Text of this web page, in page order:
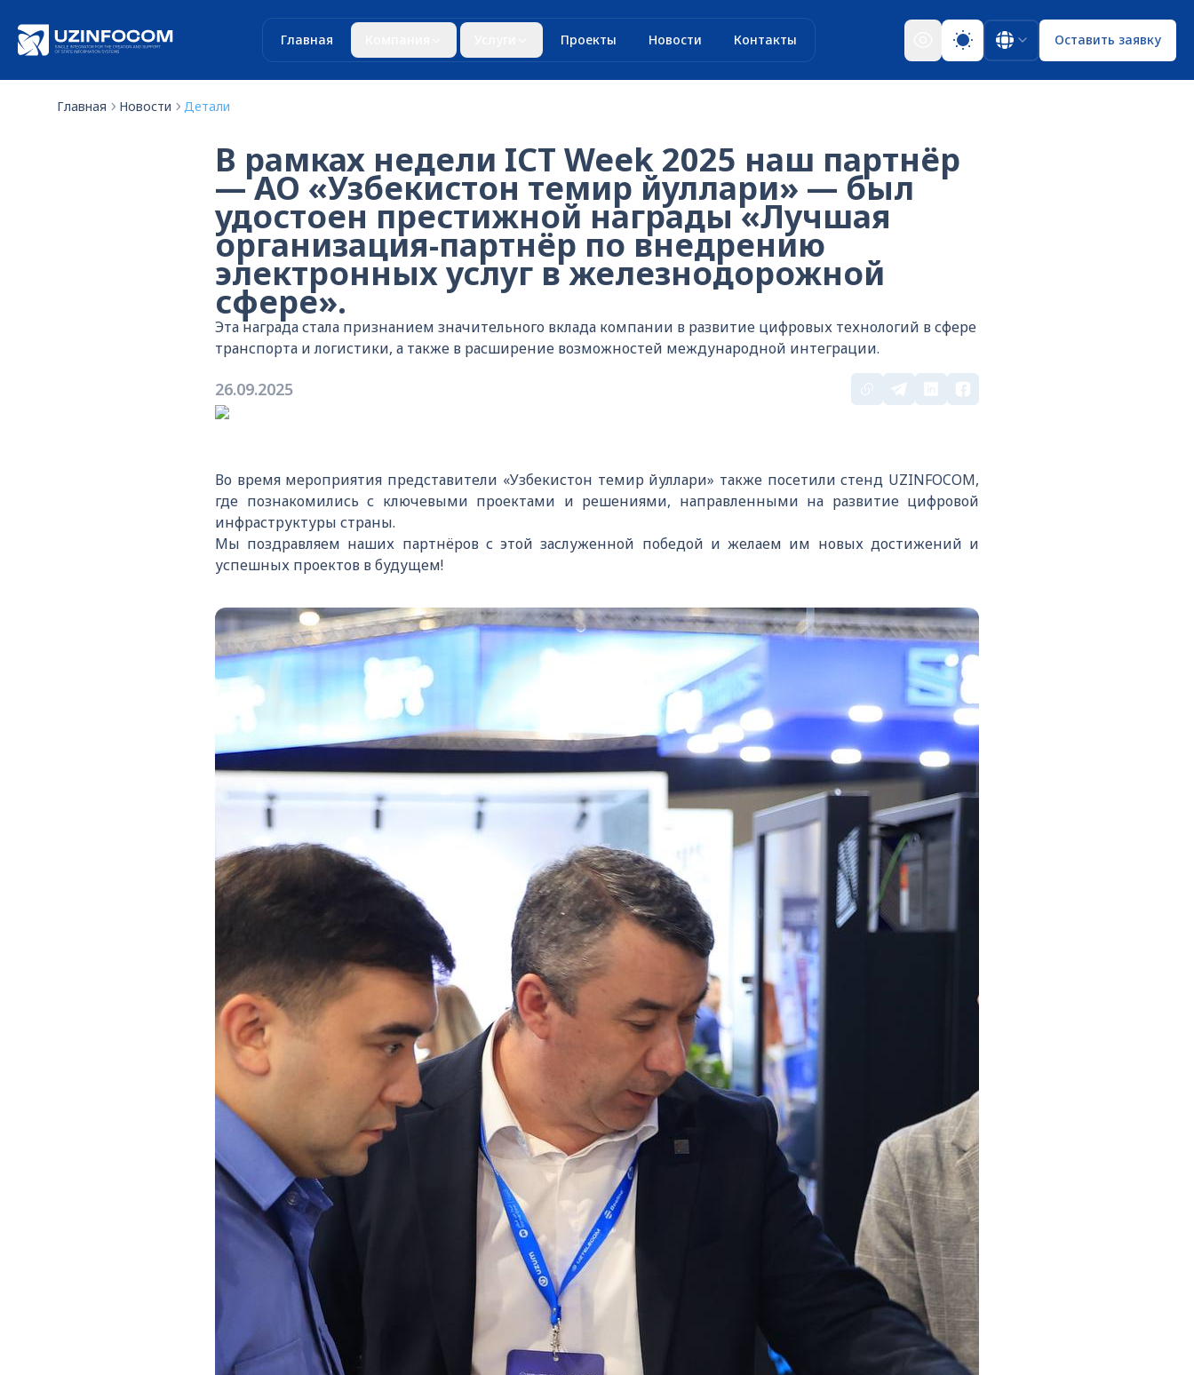
Главная Проекты Новости Контакты Оставить заявку
Главная Новости Детали
В рамках недели ICT Week 2025 наш партнёр
— АО «Узбекистон темир йуллари» — был
удостоен престижной награды «Лучшая
организация-партнёр по внедрению
электронных услуг в железнодорожной
сфере».
Эта награда стала признанием значительного вклада компании в развитие цифровых технологий в сфере
транспорта и логистики, а также в расширение возможностей международной интеграции.
26.09.2025
Во время мероприятия представители «Узбекистон темир йуллари» также посетили стенд UZINFOCOM,
где познакомились с ключевыми проектами и решениями, направленными на развитие цифровой
инфраструктуры страны.
Мы поздравляем наших партнёров с этой заслуженной победой и желаем им новых достижений и
успешных проектов в будущем!